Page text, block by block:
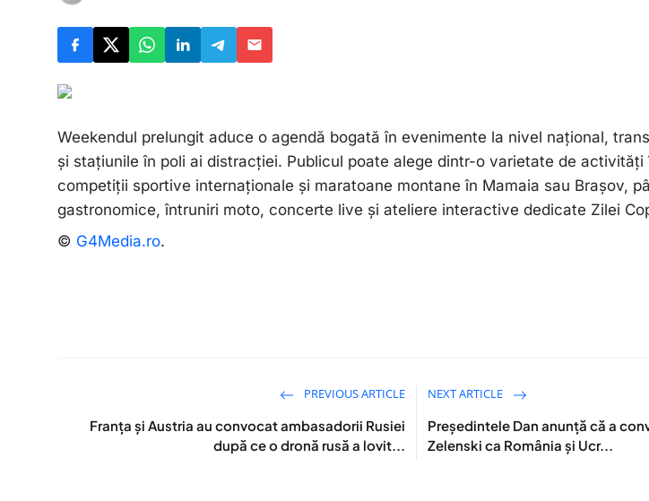
Weekendul prelungit aduce o agendă bogată în evenimente la nivel național,
și stațiunile în poli ai distracției. Publicul poate alege dintr-o varietate de activități
competiții sportive internaționale și maratoane montane în Mamaia sau Brașov,
gastronomice, întruniri moto, concerte live și ateliere interactive dedicate Zilei
© G4Media.ro.
PREVIOUS ARTICLE
Franța și Austria au convocat ambasadorii Rusiei
după ce o dronă rusă a lovit...
NEXT ARTICLE
Președintele Dan anunță că a
Zelenski ca România și Ucr...